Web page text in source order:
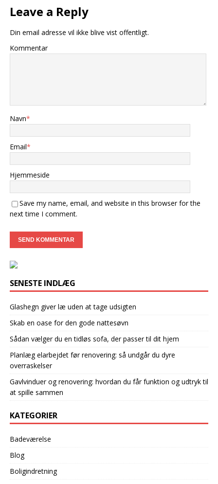
Leave a Reply
Din email adresse vil ikke blive vist offentligt.
Kommentar
Navn*
Email*
Hjemmeside
Save my name, email, and website in this browser for the
next time I comment.
SENESTE INDLÆG
Glashegn giver læ uden at tage udsigten
Skab en oase for den gode nattesøvn
Sådan vælger du en tidløs sofa, der passer til dit hjem
Planlæg elarbejdet før renovering: så undgår du dyre
overraskelser
Gavlvinduer og renovering: hvordan du får funktion og udtryk til
at spille sammen
KATEGORIER
Badeværelse
Blog
Boligindretning